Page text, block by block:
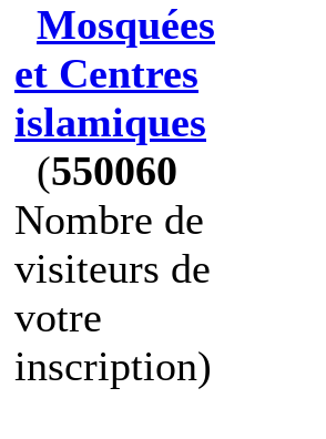
Mosquées
et Centres
islamiques
(550060
Nombre de
visiteurs de
votre
inscription)